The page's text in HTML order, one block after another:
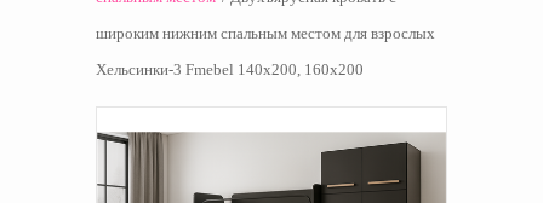
широким нижним спальным местом для взрослых
Хельсинки-3 Fmebel 140x200, 160x200